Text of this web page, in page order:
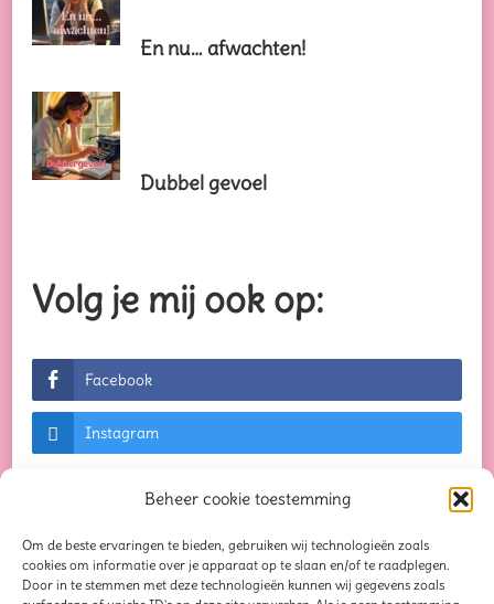
Beheer cookie toestemming
Om de beste ervaringen te bieden, gebruiken wij technologieën zoals
cookies om informatie over je apparaat op te slaan en/of te raadplegen.
Door in te stemmen met deze technologieën kunnen wij gegevens zoals
En nu… afwachten!
Dubbel gevoel
Volg je mij ook op:
Facebook
Instagram
© Auteursrechten 2026Creaties waar je blij van